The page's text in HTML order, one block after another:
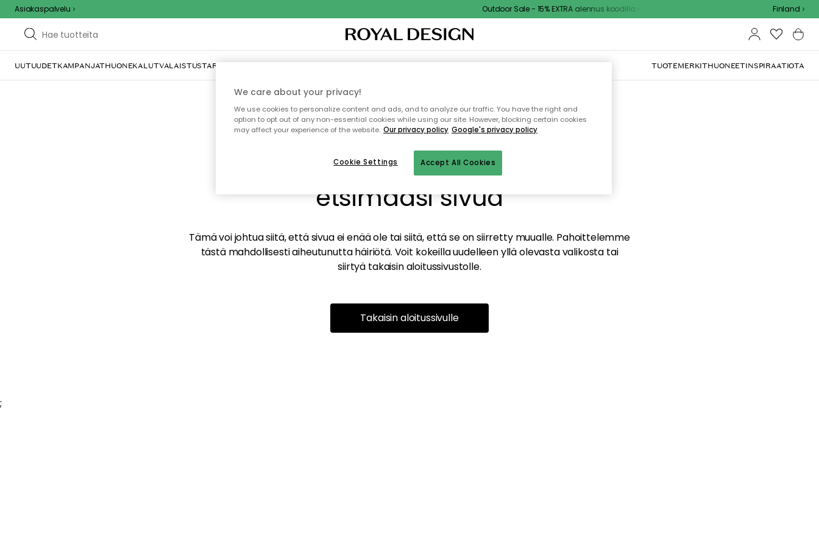
Asiakaspalvelu Outdoor Sale - 15% EXTRA alennus koodilla Finland
UUTUUDETKAMPANJATHUONEKALUTVALAISTUSTARJOILU JA KATTAUSSISUSTUSTEKSTIILIT & MATOTKEITTIÖSÄILYTYSULKOKALUSTEET TUOTEMERKITHUONEETINSPIRAATIOTA
Emme valitettavasti löydä
etsimääsi sivua
Tämä voi johtua siitä, että sivua ei enää ole tai siitä, että se on siirretty muualle. Pahoittelemme
tästä mahdollisesti aiheutunutta häiriötä. Voit kokeilla uudelleen yllä olevasta valikosta tai
siirtyä takaisin aloitussivustolle.
Takaisin aloitussivulle
;
We care about your privacy!
We use cookies to personalize content and ads, and to analyze our traffic. You have the right and
option to opt out of any non-essential cookies while using our site. However, blocking certain cookies
may affect your experience of the website. Our privacy policy Google's privacy policy
Accept All Cookies
Cookie Settings